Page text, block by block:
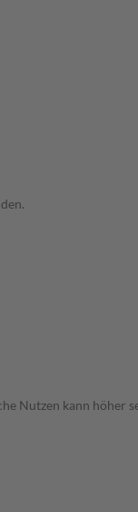
Nutzen kann höher